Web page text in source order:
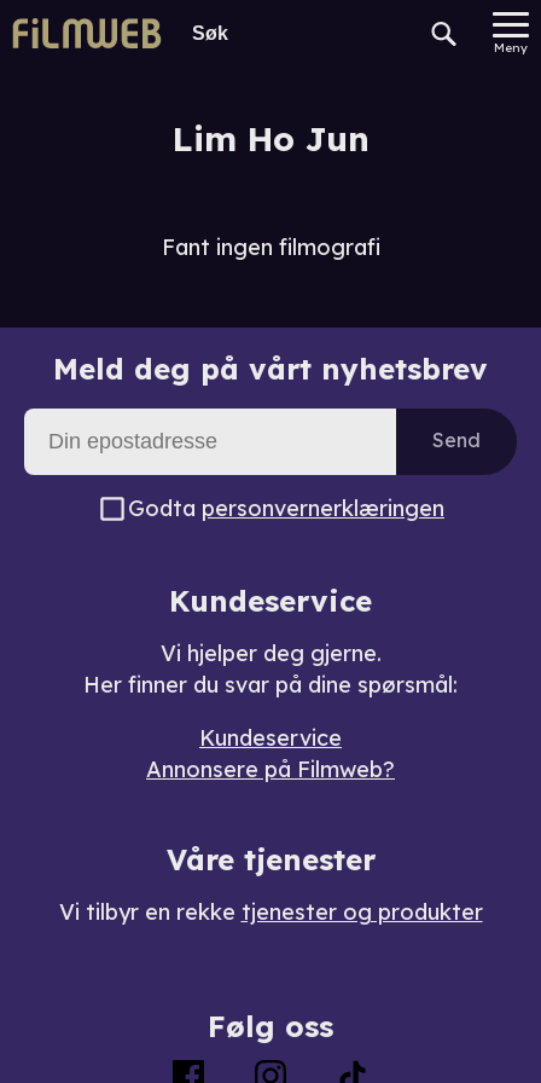
Meny
Lim Ho Jun
Fant ingen filmografi
Meld deg på vårt nyhetsbrev
Send
Godta personvernerklæringen
Kundeservice
Vi hjelper deg gjerne.
Her finner du svar på dine spørsmål:
Kundeservice
Annonsere på Filmweb?
Våre tjenester
Vi tilbyr en rekke tjenester og produkter
Følg oss